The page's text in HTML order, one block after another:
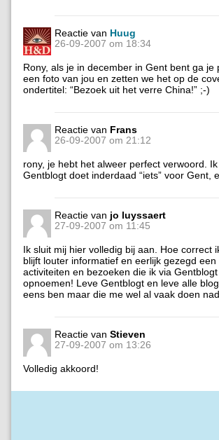
Reactie van Huug
26-09-2007 om 18:34
Rony, als je in december in Gent bent ga
een foto van jou en zetten we het op de
ondertitel: “Bezoek uit het verre China!” ;-)
Reactie van Frans
26-09-2007 om 21:12
rony, je hebt het alweer perfect verwoord.
Gentblogt doet inderdaad “iets” voor Gent,
Reactie van jo luyssaert
27-09-2007 om 11:45
Ik sluit mij hier volledig bij aan. Hoe correct
blijft louter informatief en eerlijk gezegd
activiteiten en bezoeken die ik via
opnoemen! Leve Gentblogt en leve alle
eens ben maar die me wel al vaak doen
Reactie van Stieven
27-09-2007 om 13:26
Volledig akkoord!